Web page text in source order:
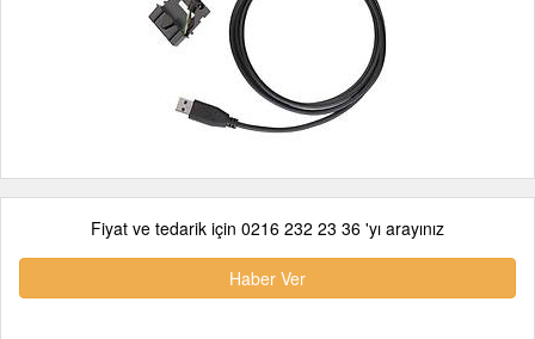
Fiyat ve tedarik için 0216 232 23 36 'yı arayınız
Haber Ver